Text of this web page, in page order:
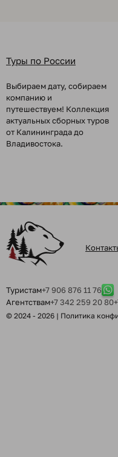
Туры по России
Выбираем дату, собираем
компанию и
путешествуем! Коллекция
актуальных сборных туров
от Калининграда до
Владивостока.
Туристам+7 906 876 11 76
Агентствам+7 342 259 20 80
© 2024 - 2026 | Политика